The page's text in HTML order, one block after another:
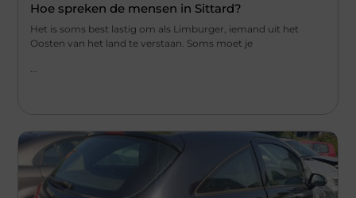
Hoe spreken de mensen in Sittard?
Het is soms best lastig om als Limburger, iemand uit het
Oosten van het land te verstaan. Soms moet je
...